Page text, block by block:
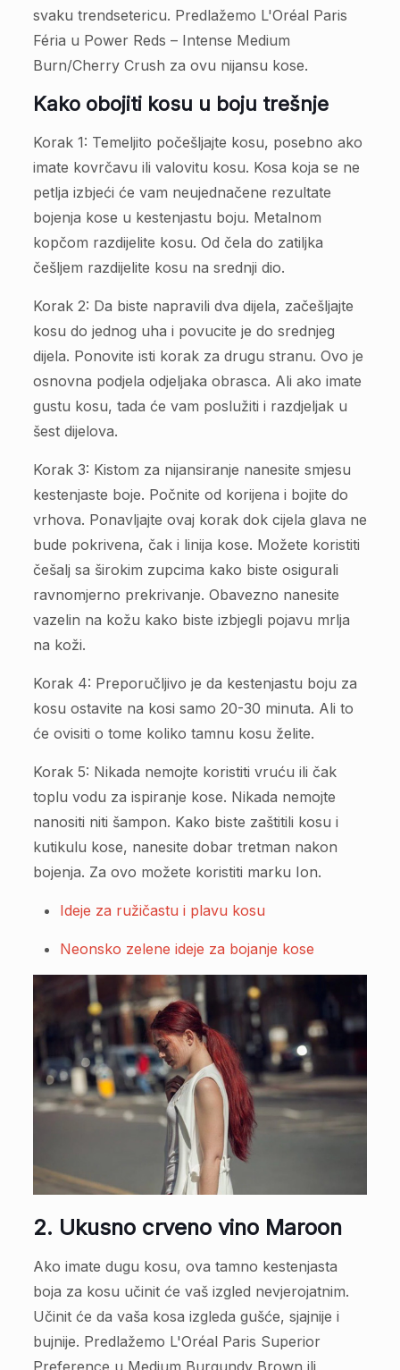
svaku trendsetericu. Predlažemo L'Oréal Paris
Féria u Power Reds – Intense Medium
Burn/Cherry Crush za ovu nijansu kose.
Kako obojiti kosu u boju trešnje
Korak 1: Temeljito počešljajte kosu, posebno ako
imate kovrčavu ili valovitu kosu. Kosa koja se ne
petlja izbjeći će vam neujednačene rezultate
bojenja kose u kestenjastu boju. Metalnom
kopčom razdijelite kosu. Od čela do zatiljka
češljem razdijelite kosu na srednji dio.
Korak 2: Da biste napravili dva dijela, začešljajte
kosu do jednog uha i povucite je do srednjeg
dijela. Ponovite isti korak za drugu stranu. Ovo je
osnovna podjela odjeljaka obrasca. Ali ako imate
gustu kosu, tada će vam poslužiti i razdjeljak u
šest dijelova.
Korak 3: Kistom za nijansiranje nanesite smjesu
kestenjaste boje. Počnite od korijena i bojite do
vrhova. Ponavljajte ovaj korak dok cijela glava ne
bude pokrivena, čak i linija kose. Možete koristiti
češalj sa širokim zupcima kako biste osigurali
ravnomjerno prekrivanje. Obavezno nanesite
vazelin na kožu kako biste izbjegli pojavu mrlja
na koži.
Korak 4: Preporučljivo je da kestenjastu boju za
kosu ostavite na kosi samo 20-30 minuta. Ali to
će ovisiti o tome koliko tamnu kosu želite.
Korak 5: Nikada nemojte koristiti vruću ili čak
toplu vodu za ispiranje kose. Nikada nemojte
nanositi niti šampon. Kako biste zaštitili kosu i
kutikulu kose, nanesite dobar tretman nakon
bojenja. Za ovo možete koristiti marku Ion.
Ideje za ružičastu i plavu kosu
Neonsko zelene ideje za bojanje kose
2. Ukusno crveno vino Maroon
Ako imate dugu kosu, ova tamno kestenjasta
boja za kosu učinit će vaš izgled nevjerojatnim.
Učinit će da vaša kosa izgleda gušće, sjajnije i
bujnije. Predlažemo L'Oréal Paris Superior